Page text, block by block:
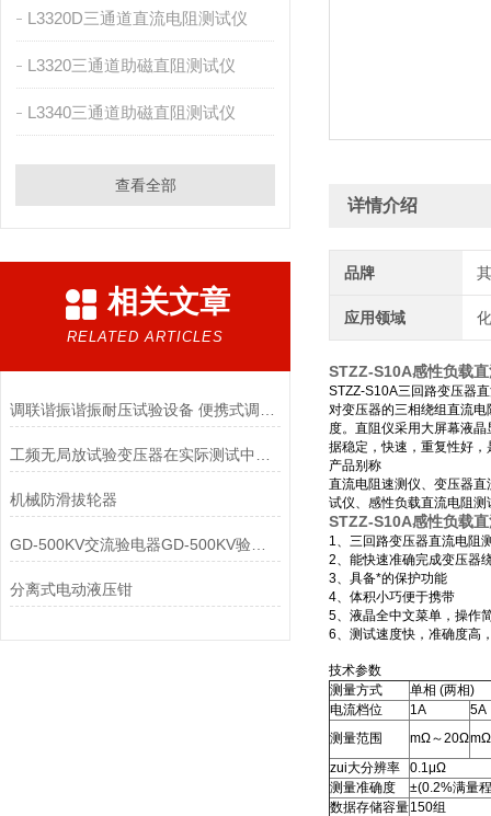
详情介绍
品牌
应用领域
STZZ-S10A感性负载
STZZ-S10A三回路变压器
对变压器的三相绕组直流
度。直阻仪采用大屏幕液
据稳定，快速，重复性好
产品别称
直流电阻速测仪、变压器
试仪、感性负载直流电阻
STZZ-S10A感性负载
1、三回路变压器直流电阻
2、能快速准确完成变压器
3、具备*的保护功能
4、体积小巧便于携带
5、液晶全中文菜单，操作
6、测试速度快，准确度高
技术参数
测量方式
单相 (两相)
电流档位
1A
5A
测量范围
mΩ～20Ω
zui大分辨率
0.1μΩ
测量准确度
±(0.2%满量
数据存储容量150组
L3320D三通道直流电阻测试仪
L3320三通道助磁直阻测试仪
L3340三通道助磁直阻测试仪
查看全部
相关文章
RELATED ARTICLES
机械防滑拔轮器
GD-500KV交流验电器GD-500KV验电器
分离式电动液压钳